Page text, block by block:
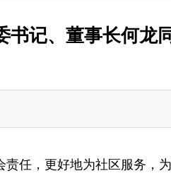
记、董事长何龙
任，更好地为社区服务，